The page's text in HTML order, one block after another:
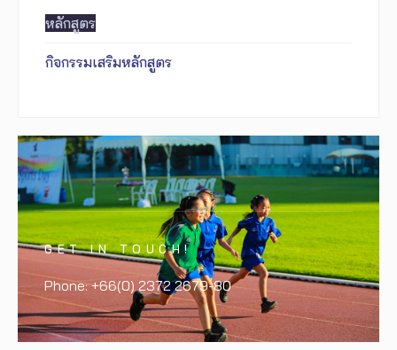
หลักสูตร
กิจกรรมเสริมหลักสูตร
GET IN TOUCH!
Phone: +66(0) 2372 2679-80